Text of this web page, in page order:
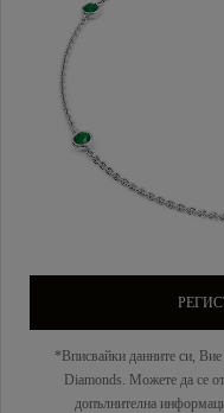
*Вписвайки данните си, Вие
Diamonds. Можете да се
допълнителна